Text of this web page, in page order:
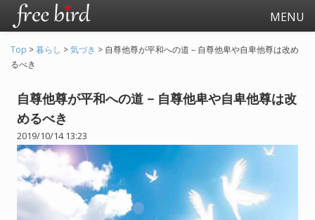
MENU
起業
会社生活
Top >暮らし >気づき > 自尊他尊が平和への道 – 自尊他卑や自卑他尊は改め
るべき
自尊他尊が平和への道 – 自尊他卑や自卑他尊は改
めるべき
2019/10/14 13:23